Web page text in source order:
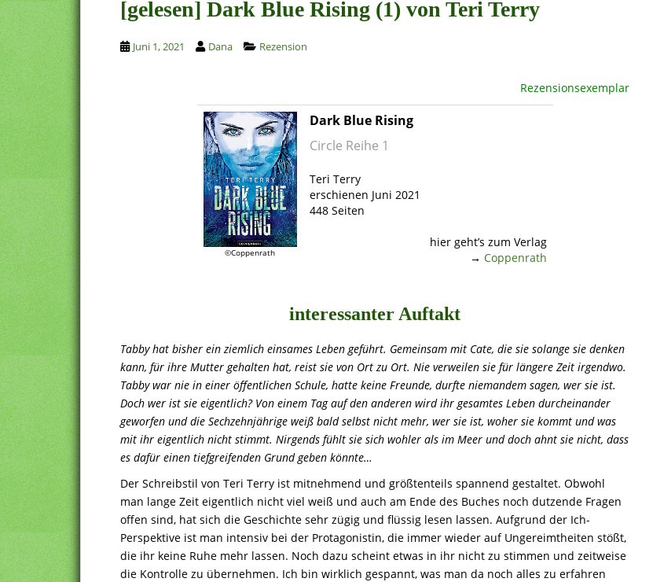
[gelesen] Dark Blue Rising (1) von Teri Terry
Juni 1, 2021 Dana Rezension
Rezensionsexemplar
©Coppenrath
Dark Blue Rising
Circle Reihe 1
Teri Terry
erschienen Juni 2021
448 Seiten
hier geht’s zum Verlag
→ Coppenrath
interessanter Auftakt
Tabby hat bisher ein ziemlich einsames Leben geführt. Gemeinsam mit Cate, die sie solange sie denken
kann, für ihre Mutter gehalten hat, reist sie von Ort zu Ort. Nie verweilen sie für längere Zeit irgendwo.
Tabby war nie in einer öffentlichen Schule, hatte keine Freunde, durfte niemandem sagen, wer sie ist.
Doch wer ist sie eigentlich? Von einem Tag auf den anderen wird ihr gesamtes Leben durcheinander
geworfen und die Sechzehnjährige weiß bald selbst nicht mehr, wer sie ist, woher sie kommt und was
mit ihr eigentlich nicht stimmt. Nirgends fühlt sie sich wohler als im Meer und doch ahnt sie nicht, dass
es dafür einen tiefgreifenden Grund geben könnte…
Der Schreibstil von Teri Terry ist mitnehmend und größtenteils spannend gestaltet. Obwohl
man lange Zeit eigentlich nicht viel weiß und auch am Ende des Buches noch dutzende Fragen
offen sind, hat sich die Geschichte sehr zügig und flüssig lesen lassen. Aufgrund der Ich-
Perspektive ist man intensiv bei der Protagonistin, die immer wieder auf Ungereimtheiten stößt,
die ihr keine Ruhe mehr lassen. Noch dazu scheint etwas in ihr nicht zu stimmen und zeitweise
die Kontrolle zu übernehmen. Ich bin wirklich gespannt, was man da noch alles zu erfahren